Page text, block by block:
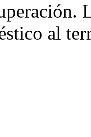
al